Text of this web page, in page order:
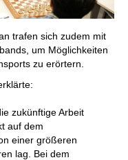
trafen sich zudem mit
um Möglichkeiten
zu erörtern.
zukünftige Arbeit
auf dem
einer größeren
lag. Bei dem